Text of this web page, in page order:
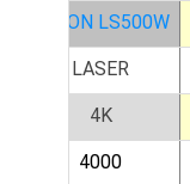
EPSON LS500W
LASER
4K
4000